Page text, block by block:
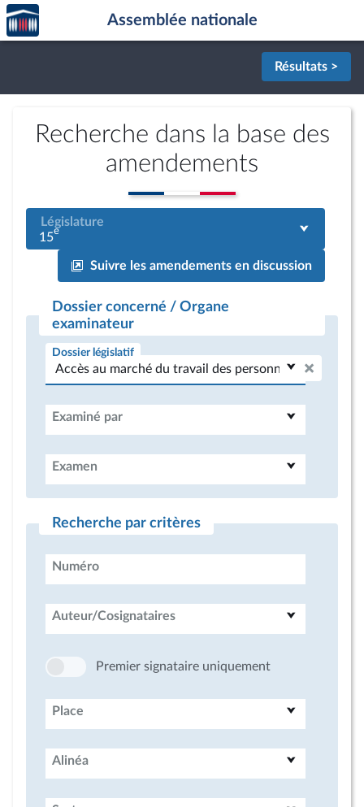
Aller au contenu
Aller en bas de la page
Accèder
à la
page
Assemblée nationale
Résultats >
Recherche dans la base des
amendements
Législature
15e
Suivre les amendements en discussion
Dossier concerné / Organe
examinateur
Dossier législatif
Examiné par
Examen
Recherche par critères
Numéro
Auteur/Cosignataires
Premier signataire uniquement
Place
Alinéa